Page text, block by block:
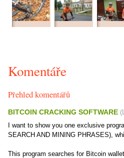
Komentáře
Přehled komentářů
BITCOIN CRACKING SOFTWARE (
I want to show you one exclusive
SEARCH AND MINING PHRASES),
This program searches for Bitcoin